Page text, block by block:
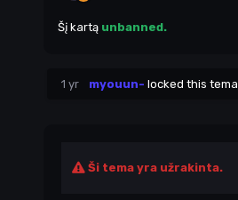
Šį kartą unbanned.
1 yr myouun- locked this tema
Ši tema yra užrakinta.